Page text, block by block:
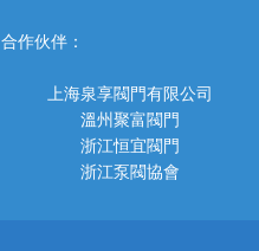
合作伙伴：
上海泉享閥門有限公司
溫州聚富閥門
浙江恒宜閥門
浙江泵閥協會